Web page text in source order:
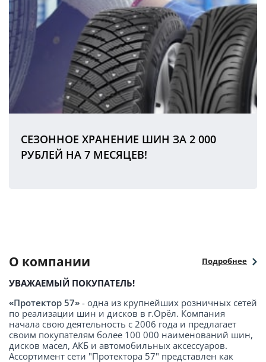
СЕЗОННОЕ ХРАНЕНИЕ ШИН ЗА 2 000
РУБЛЕЙ НА 7 МЕСЯЦЕВ!
О компании Подробнее
УВАЖАЕМЫЙ ПОКУПАТЕЛЬ!
«Протектор 57» - одна из крупнейших розничных сетей
по реализации шин и дисков в г.Орёл. Компания
начала свою деятельность с 2006 года и предлагает
своим покупателям более 100 000 наименований шин,
дисков масел, АКБ и автомобильных аксессуаров.
Ассортимент сети "Протектора 57" представлен как